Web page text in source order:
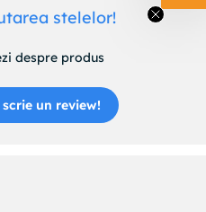
stelelor!
despre produs
un review!